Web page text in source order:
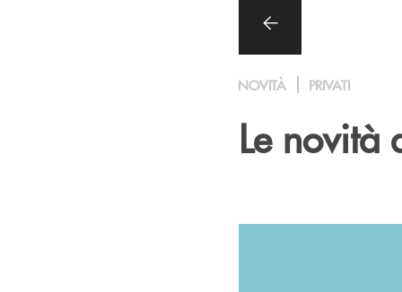
NOVITÀ PRIVATI
Le novità